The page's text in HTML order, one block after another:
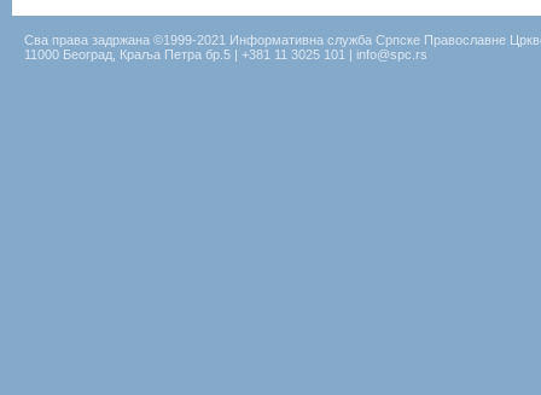
Сва права задржана ©1999-2021 Информативна служба Српске Православне
11000 Београд, Краља Петра бр.5 | +381 11 3025 101 | info@spc.rs